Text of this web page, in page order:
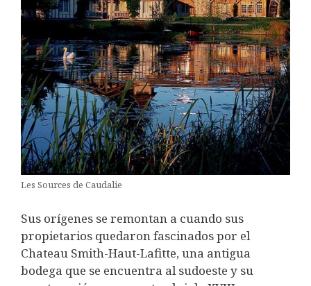
Les Sources de Caudalie
Sus orígenes se remontan a cuando sus
propietarios quedaron fascinados por el
Chateau Smith-Haut-Lafitte, una antigua
bodega que se encuentra al sudoeste y su